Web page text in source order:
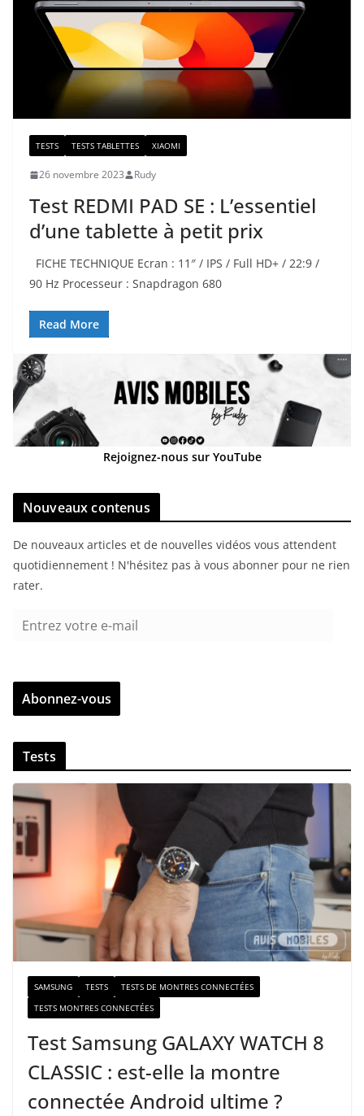
TESTS TESTS TABLETTES XIAOMI
26 novembre 2023 Rudy
Test REDMI PAD SE : L’essentiel
d’une tablette à petit prix
FICHE TECHNIQUE Ecran : 11″ / IPS / Full HD+ / 22:9 /
90 Hz Processeur : Snapdragon 680
Read More
Rejoignez-nous sur YouTube
Nouveaux contenus
De nouveaux articles et de nouvelles vidéos vous attendent
quotidiennement ! N'hésitez pas à vous abonner pour ne rien
rater.
r
z
v
t
r
e
e
m
i
Abonnez-vous
Tests
SAMSUNG TESTS
TESTS DE MONTRES CONNECTÉES
TESTS MONTRES CONNECTÉES
Test Samsung GALAXY WATCH 8
CLASSIC : est-elle la montre
connectée Android ultime ?